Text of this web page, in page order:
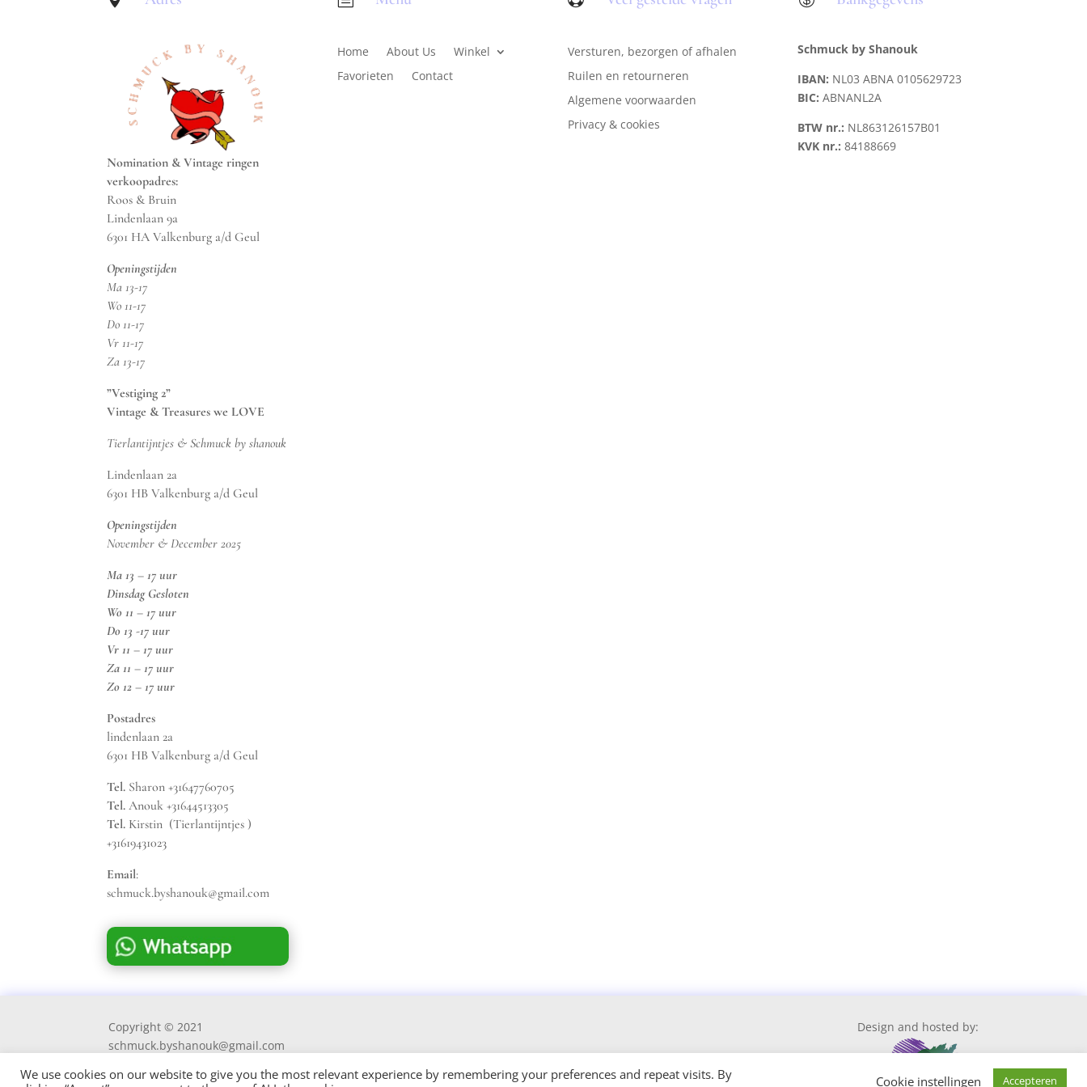
Nomination & Vintage ringen
verkoopadres:
Roos & Bruin
Lindenlaan 9a
6301 HA Valkenburg a/d Geul
Openingstijden
Ma 13-17
Wo 11-17
Do 11-17
Vr 11-17
Za 13-17
”Vestiging 2”
Vintage & Treasures we LOVE
Tierlantijntjes & Schmuck by shanouk
Lindenlaan 2a
6301 HB Valkenburg a/d Geul
Openingstijden
November & December 2025
Ma 13 – 17 uur
Dinsdag Gesloten
Wo 11 – 17 uur
Do 13 -17 uur
Vr 11 – 17 uur
Za 11 – 17 uur
Zo 12 – 17 uur
Postadres
lindenlaan 2a
6301 HB Valkenburg a/d Geul
Tel. Sharon +31647760705
Tel. Anouk +31644513305
Tel. Kirstin (Tierlantijntjes )
+31619431023
Email:
schmuck.byshanouk@gmail.com
Home About Us
Winkel
Favorieten
Contact
Versturen, bezorgen of afhalen
Ruilen en retourneren
Algemene voorwaarden
Privacy & cookies
Schmuck by Shanouk
IBAN: NL03 ABNA 0105629723
BIC: ABNANL2A
BTW nr.: NL863126157B01
KVK nr.:84188669
Copyright © 2021
schmuck.byshanouk@gmail.com
Design and hosted by:
We use cookies on our website to give you the most relevant experience by remembering your preferences and repeat visits. By
Cookie instellingen Accepteren